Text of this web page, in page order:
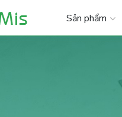
Sản phẩm